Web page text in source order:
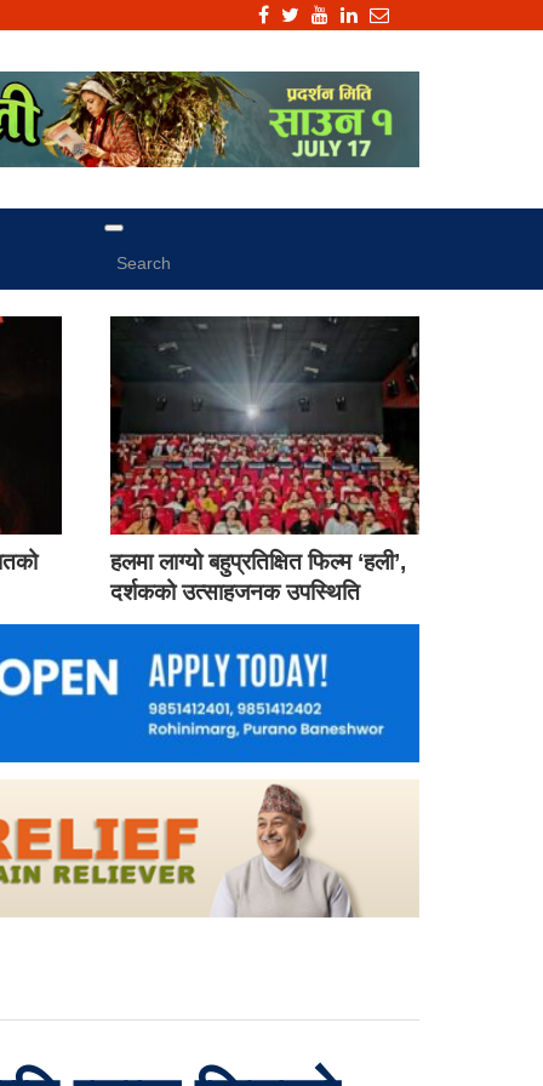
हलमा लाग्यो बहुप्रतिक्षित फिल्म ‘हली’,
दर्शकको उत्साहजनक उपस्थिति